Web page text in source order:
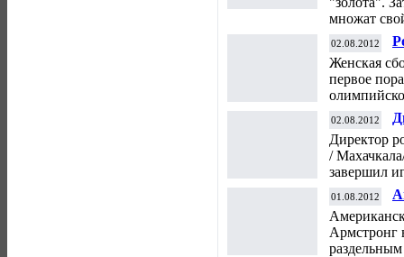
множат
02.08.2012
Женская
первое
02.08.2012
Директор
/
завершил
01.08.2012
Армстронг